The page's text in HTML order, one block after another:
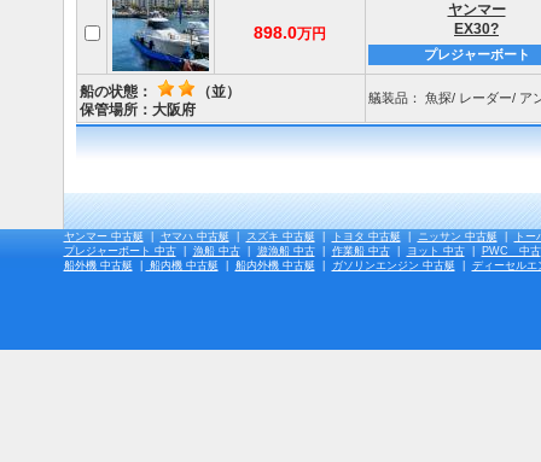
898.0万円
ヤンマー
EX30?
プレジャーボート
船の状態：
（並）
保管場所：大阪府
艤装品： 魚探/ レーダー/ ア
ヤンマー 中古艇 ヤマハ 中古艇 スズキ 中古艇 トヨタ 中古艇 ニッサン 中古艇
トー
プレジャーボート 中古| 漁船 中古| 遊漁船 中古| 作業船 中古| ヨット 中古|
PWC 中古
船外機 中古艇
船内機 中古艇 船内外機 中古艇 ガソリンエンジン 中古艇 ディーセルエ